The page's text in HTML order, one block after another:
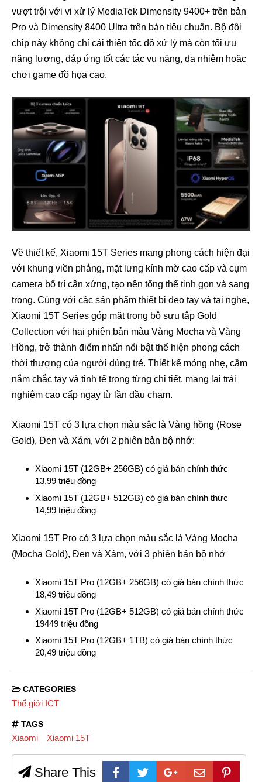
vượt trội với vi xử lý MediaTek Dimensity 9400+ trên bản
Pro và Dimensity 8400 Ultra trên bản tiêu chuẩn. Bộ đôi
chip này không chỉ cải thiện tốc độ xử lý mà còn tối ưu
năng lượng, đáp ứng tốt các tác vụ nặng, đa nhiệm hoặc
chơi game đồ họa cao.
Về thiết kế, Xiaomi 15T Series mang phong cách hiện đại
với khung viền phẳng, mặt lưng kính mờ cao cấp và cụm
camera bố trí cân xứng, tạo nên tổng thể tinh gọn và sang
trọng. Cùng với các sản phẩm thiết bị đeo tay và tai nghe,
Xiaomi 15T Series góp mặt trong bộ sưu tập Gold
Collection với hai phiên bản màu Vàng Mocha và Vàng
Hồng, trở thành điểm nhấn nổi bật thể hiện phong cách
thời thượng của người dùng trẻ. Thiết kế mỏng nhẹ, cầm
nắm chắc tay và tinh tế trong từng chi tiết, mang lại trải
nghiệm cao cấp ngay từ lần đầu chạm.
Xiaomi 15T có 3 lựa chọn màu sắc là Vàng hồng (Rose
Gold), Đen và Xám, với 2 phiên bản bộ nhớ:
Xiaomi 15T (12GB+ 256GB) có giá bán chính thức
13,99 triệu đồng
Xiaomi 15T (12GB+ 512GB) có giá bán chính thức
14,99 triệu đồng
Xiaomi 15T Pro có 3 lựa chọn màu sắc là Vàng Mocha
(Mocha Gold), Đen và Xám, với 3 phiên bản bộ nhớ
Xiaomi 15T Pro (12GB+ 256GB) có giá bán chính thức
18,49 triệu đồng
Xiaomi 15T Pro (12GB+ 512GB) có giá bán chính thức
19449 triệu đồng
Xiaomi 15T Pro (12GB+ 1TB) có giá bán chính thức
20,49 triệu đồng
CATEGORIES
Thế giới ICT
TAGS
Xiaomi Xiaomi 15T
Share This